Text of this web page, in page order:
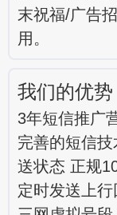
末祝福/广告
用。
我们的优势
3年短信推广
完善的短信
送状态 正规
定时发送上